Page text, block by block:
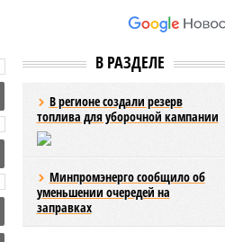
В РАЗДЕЛЕ
В регионе создали резерв
топлива для уборочной кампании
Минпромэнерго сообщило об
уменьшении очередей на
заправках